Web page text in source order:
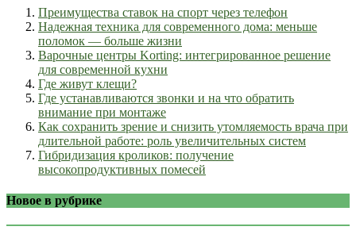
Преимущества ставок на спорт через телефон
Надежная техника для современного дома: меньше
поломок — больше жизни
Варочные центры Korting: интегрированное решение
для современной кухни
Где живут клещи?
Где устанавливаются звонки и на что обратить
внимание при монтаже
Как сохранить зрение и снизить утомляемость врача при
длительной работе: роль увеличительных систем
Гибридизация кроликов: получение
высокопродуктивных помесей
Новое в рубрике